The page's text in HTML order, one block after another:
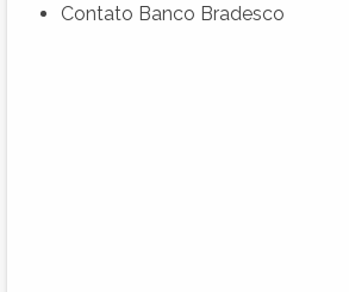
Contato Banco Bradesco